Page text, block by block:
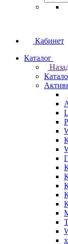
Кабинет
Каталог